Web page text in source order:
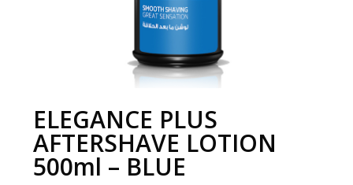
ELEGANCE PLUS
AFTERSHAVE LOTION
500ml – BLUE